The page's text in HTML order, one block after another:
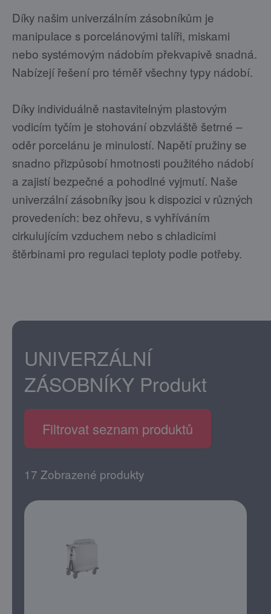
Díky našim univerzálním zásobníkům je
manipulace s porcelánovými talíři, miskami
nebo systémovým nádobím překvapivě snadná.
Nabízejí řešení pro téměř všechny typy nádobí.
Díky individuálně nastavitelným plastovým
vodicím tyčím je stohování obzvláště šetrné –
oděr porcelánu je minulostí. Napětí pružiny se
snadno přizpůsobí hmotnosti použitého nádobí
a zajistí bezpečné a pohodlné vyjmutí. Naše
univerzální zásobníky jsou k dispozici v různých
provedeních: bez ohřevu, s vyhříváním
cirkulujícím vzduchem nebo s chladicími
štěrbinami pro regulaci teploty podle potřeby.
UNIVERZÁLNÍ
ZÁSOBNÍKY Produkt
Filtrovat seznam produktů
17 Zobrazené produkty